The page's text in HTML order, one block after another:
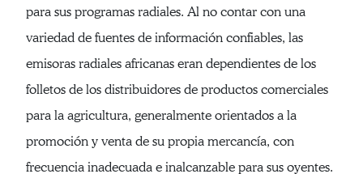
para sus programas radiales. Al no contar con una
variedad de fuentes de información confiables, las
emisoras radiales africanas eran dependientes de los
folletos de los distribuidores de productos comerciales
para la agricultura, generalmente orientados a la
promoción y venta de su propia mercancía, con
frecuencia inadecuada e inalcanzable para sus oyentes.